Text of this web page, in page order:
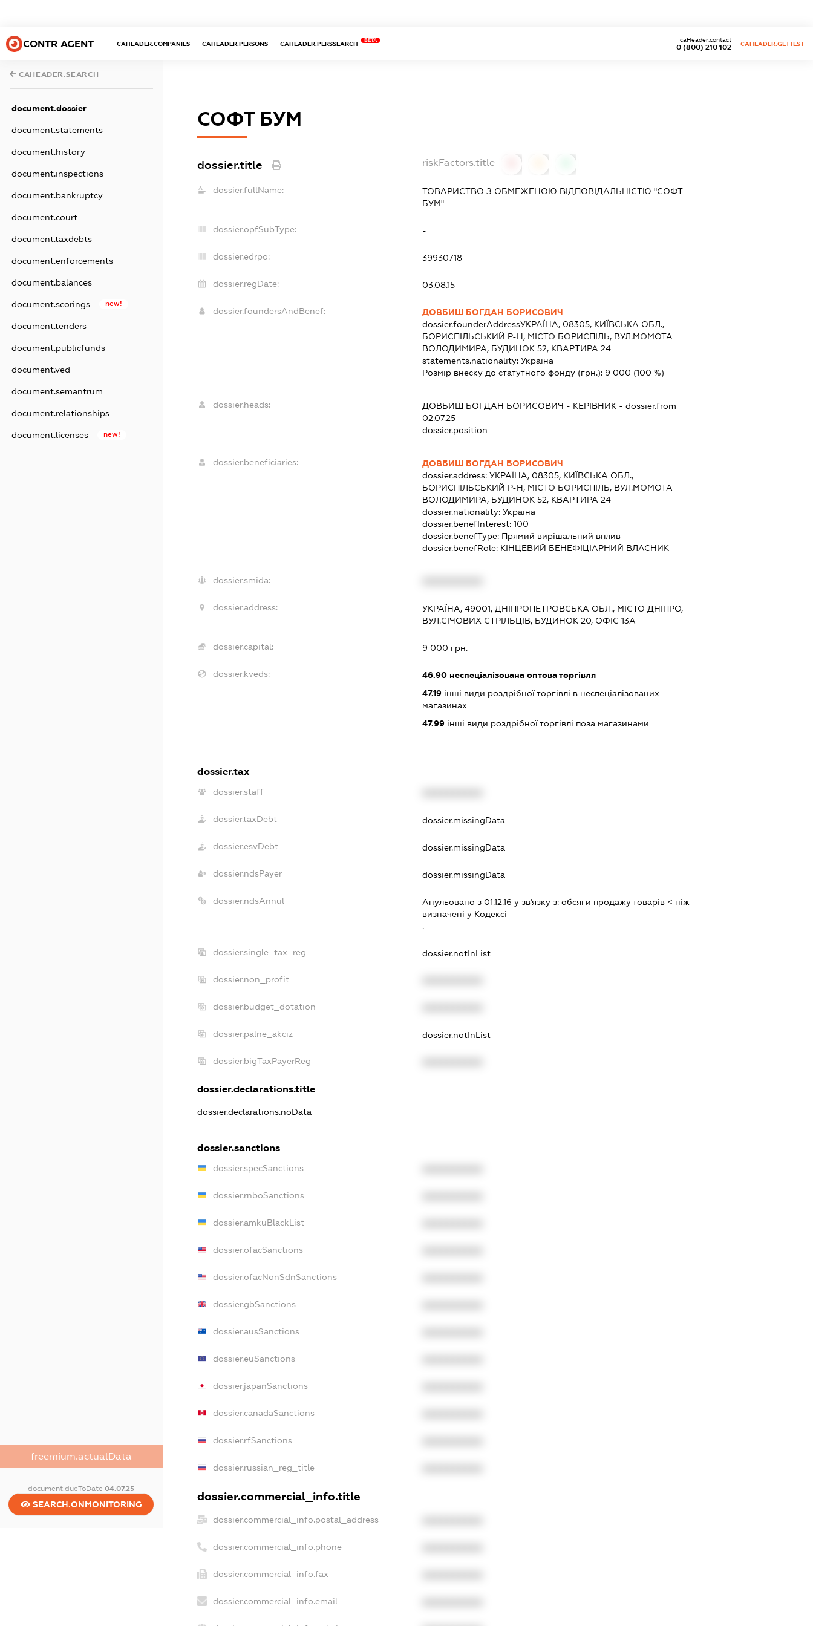
CONTR AGENT CAHEADER.COMPANIES CAHEADER.PERSONS CAHEADER.PERSSEARCH
BETA
0 (800) 210 102
caHeader.contact
CAHEADER.GETTEST
CAHEADER.SEARCH
document.dossier
document.statements
document.history
document.inspections
document.bankruptcy
document.court
document.taxdebts
document.enforcements
document.balances
document.scorings new!
document.tenders
document.publicfunds
document.ved
document.semantrum
document.relationships
document.licenses new!
freemium.actualData
document.dueToDate04.07.25
SEARCH.ONMONITORING
СОФТ БУМ
dossier.title riskFactors.title
dossier.fullName:
ТОВАРИСТВО З ОБМЕЖЕНОЮ ВІДПОВІДАЛЬНІСТЮ "СОФТ
БУМ"
dossier.opfSubType: -
dossier.edrpo: 39930718
dossier.regDate: 03.08.15
dossier.foundersAndBenef:
ДОВБИШ БОГДАН БОРИСОВИЧ
dossier.founderAddressУКРАЇНА, 08305, КИЇВСЬКА ОБЛ.,
БОРИСПІЛЬСЬКИЙ Р-Н, МІСТО БОРИСПІЛЬ, ВУЛ.МОМОТА
ВОЛОДИМИРА, БУДИНОК 52, КВАРТИРА 24
statements.nationality: Україна
Розмір внеску до статутного фонду (грн.): 9 000 (100 %)
dossier.heads: ДОВБИШ БОГДАН БОРИСОВИЧ - КЕРІВНИК - dossier.from
02.07.25
dossier.position -
dossier.beneficiaries:
ДОВБИШ БОГДАН БОРИСОВИЧ
dossier.address: УКРАЇНА, 08305, КИЇВСЬКА ОБЛ.,
БОРИСПІЛЬСЬКИЙ Р-Н, МІСТО БОРИСПІЛЬ, ВУЛ.МОМОТА
ВОЛОДИМИРА, БУДИНОК 52, КВАРТИРА 24
dossier.nationality: Україна
dossier.benefInterest: 100
dossier.benefType: Прямий вирішальний вплив
dossier.benefRole: КІНЦЕВИЙ БЕНЕФІЦІАРНИЙ ВЛАСНИК
dossier.smida:
dossier.address:
УКРАЇНА, 49001, ДНІПРОПЕТРОВСЬКА ОБЛ., МІСТО ДНІПРО,
ВУЛ.СІЧОВИХ СТРІЛЬЦІВ, БУДИНОК 20, ОФІС 13А
dossier.capital: 9 000 грн.
dossier.kveds: 46.90неспеціалізована оптова торгівля
47.19інші види роздрібної торгівлі в неспеціалізованих
магазинах
47.99інші види роздрібної торгівлі поза магазинами
dossier.tax
dossier.staff
dossier.taxDebt dossier.missingData
dossier.esvDebt dossier.missingData
dossier.ndsPayer dossier.missingData
dossier.ndsAnnul Анульовано з 01.12.16 у зв'язку з: обсяги продажу товарiв < нiж
визначенi у Кодексi
.
dossier.single_tax_reg dossier.notInList
dossier.non_profit
dossier.budget_dotation
dossier.palne_akciz dossier.notInList
dossier.bigTaxPayerReg
dossier.declarations.title
dossier.declarations.noData
dossier.sanctions
dossier.specSanctions
dossier.rnboSanctions
dossier.amkuBlackList
dossier.ofacSanctions
dossier.ofacNonSdnSanctions
dossier.gbSanctions
dossier.ausSanctions
dossier.euSanctions
dossier.japanSanctions
dossier.canadaSanctions
dossier.rfSanctions
dossier.russian_reg_title
dossier.commercial_info.title
dossier.commercial_info.postal_address
dossier.commercial_info.phone
dossier.commercial_info.fax
dossier.commercial_info.email